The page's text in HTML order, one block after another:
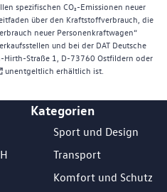
spezifischen CO₂-Emissionen neuer
über den Kraftstoffverbrauch, die
neuer Personenkraftwagen“
und bei der DAT Deutsche
Hirth-Straße 1, D-73760 Ostfildern oder
unentgeltlich erhältlich ist.
Kategorien
Sport und Design
Transport
Komfort und Schutz